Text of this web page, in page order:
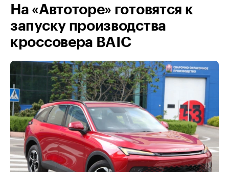
На «Автоторе» готовятся к
запуску производства
кроссовера BAIC